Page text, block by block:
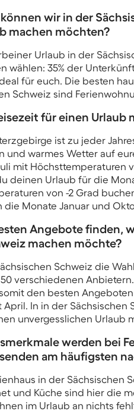
wir in der
machen möchten?
Urlaub in der
wählen: 35% der
für euch. Die besten
Schweiz sind
für einen
ist zu jeder
und warmes Wetter auf
mit Höchsttemperaturen
deinen Urlaub für die
von -2 Grad
die Monate Januar und
Angebote finden,
machen möchte?
Schweiz die
verschiedenen
den besten
April. In in der
unvergesslichen Urlaub
werden bei
am häufigsten
in der Sächsischen
und Küche sind hier die
im Urlaub an nichts